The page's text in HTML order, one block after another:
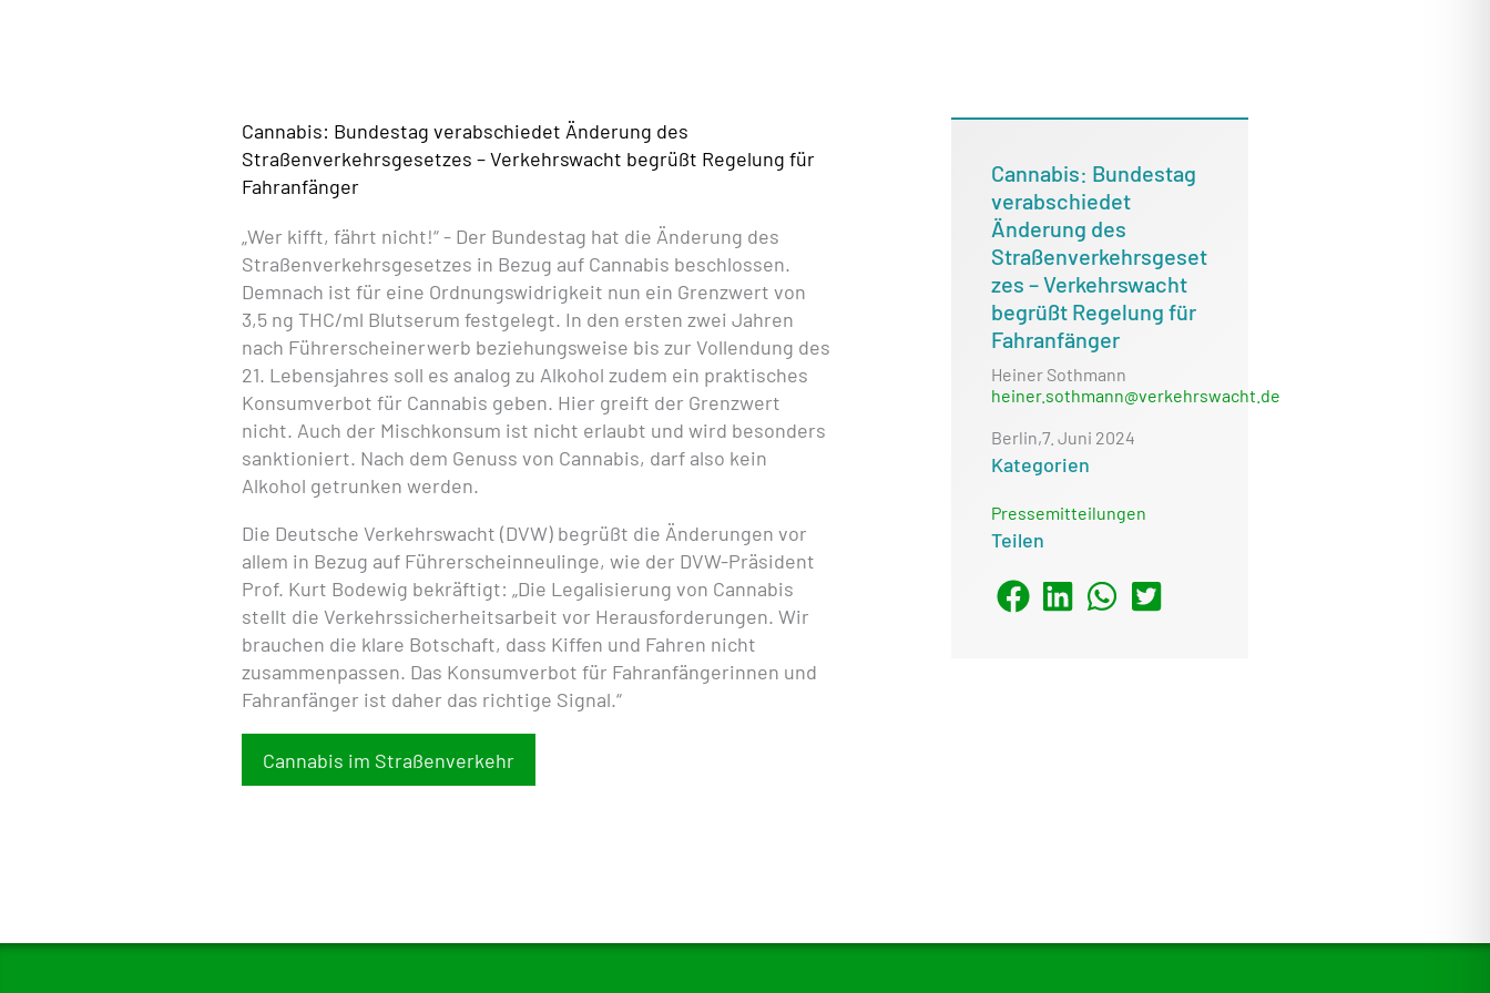
Cannabis: Bundestag verabschiedet Änderung des
Straßenverkehrsgesetzes – Verkehrswacht begrüßt Regelung für
Fahranfänger
„Wer kifft, fährt nicht!“ - Der Bundestag hat die Änderung des
Straßenverkehrsgesetzes in Bezug auf Cannabis beschlossen.
Demnach ist für eine Ordnungswidrigkeit nun ein Grenzwert von
3,5 ng THC/ml Blutserum festgelegt. In den ersten zwei Jahren
nach Führerscheinerwerb beziehungsweise bis zur Vollendung des
21. Lebensjahres soll es analog zu Alkohol zudem ein praktisches
Konsumverbot für Cannabis geben. Hier greift der Grenzwert
nicht. Auch der Mischkonsum ist nicht erlaubt und wird besonders
sanktioniert. Nach dem Genuss von Cannabis, darf also kein
Alkohol getrunken werden.
Die Deutsche Verkehrswacht (DVW) begrüßt die Änderungen vor
allem in Bezug auf Führerscheinneulinge, wie der DVW-Präsident
Prof. Kurt Bodewig bekräftigt: „Die Legalisierung von Cannabis
stellt die Verkehrssicherheitsarbeit vor Herausforderungen. Wir
brauchen die klare Botschaft, dass Kiffen und Fahren nicht
zusammenpassen. Das Konsumverbot für Fahranfängerinnen und
Fahranfänger ist daher das richtige Signal.“
Cannabis im Straßenverkehr
Cannabis: Bundestag
verabschiedet
Änderung des
Straßenverkehrsgeset
zes – Verkehrswacht
begrüßt Regelung für
Fahranfänger
Heiner Sothmann
heiner.sothmann@verkehrswacht.de
Berlin,7. Juni 2024
Kategorien
Pressemitteilungen
Teilen